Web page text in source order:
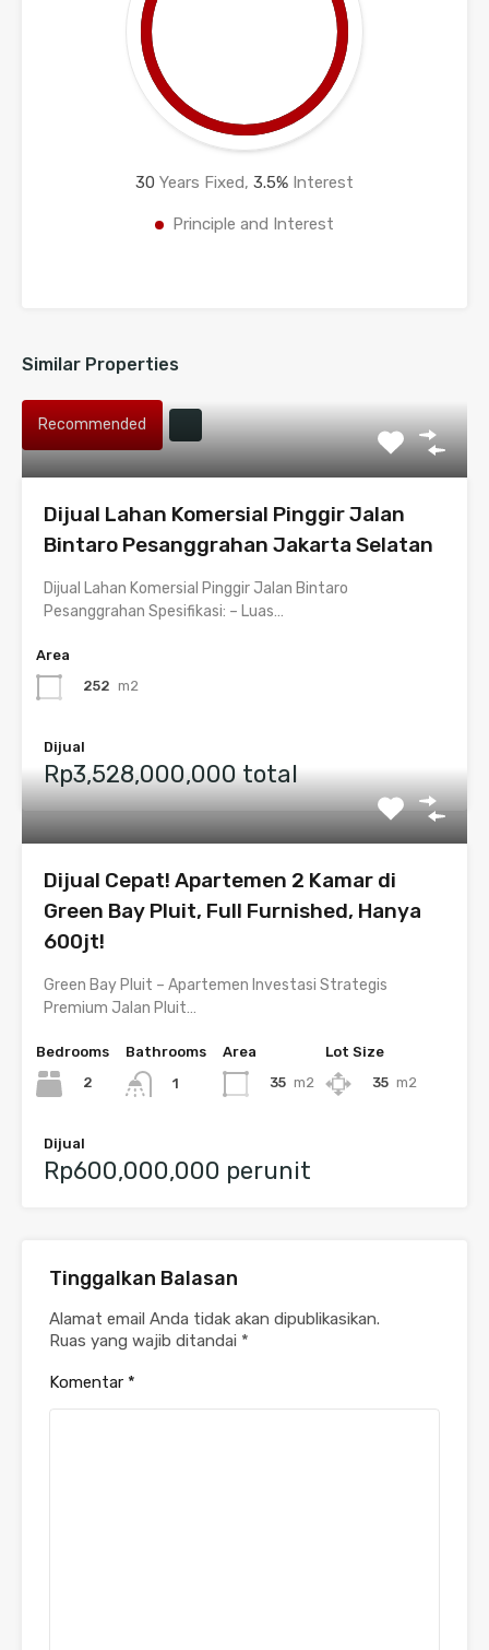
30 Years Fixed, 3.5% Interest
Principle and Interest
Similar Properties
Recommended
Dijual Lahan Komersial Pinggir Jalan
Bintaro Pesanggrahan Jakarta Selatan
Dijual Lahan Komersial Pinggir Jalan Bintaro
Pesanggrahan Spesifikasi: – Luas…
Area
252 m2
Dijual
Rp3,528,000,000 total
Dijual Cepat! Apartemen 2 Kamar di
Green Bay Pluit, Full Furnished, Hanya
600jt!
Green Bay Pluit – Apartemen Investasi Strategis
Premium Jalan Pluit…
Bedrooms
2
Bathrooms
1
Area
35 m2
Lot Size
35 m2
Dijual
Rp600,000,000 perunit
Tinggalkan Balasan
Alamat email Anda tidak akan dipublikasikan.
Ruas yang wajib ditandai *
Komentar *